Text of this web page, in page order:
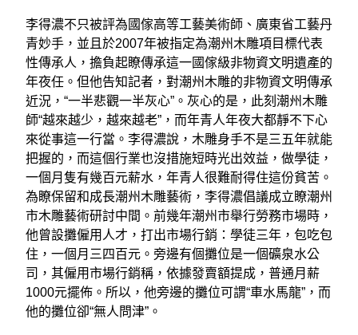
李得濃不只被評為國傢高等工藝美術師、廣東省工藝丹
青妙手，並且於2007年被指定為潮州木雕項目標代表
性傳承人，擔負起瞭傳承這一國傢級非物資文明遺產的
年夜任。但他告知記者，對潮州木雕的非物資文明傳承
近況，“一半悲觀一半灰心”。灰心的是，此刻潮州木雕
師“越來越少，越來越老”，而年青人年夜大都靜不下心
來從事這一行當。李得濃說，木雕身手不是三五年就能
把握的，而這個行業也沒措施短時光出效益，做學徒，
一個月隻有幾百元薪水，年青人很難耐得住這份貧苦。
為瞭保留和成長潮州木雕藝術，李得濃倡議成立瞭潮州
市木雕藝術研討中間。前幾年潮州市舉行勞務市場時，
他曾設攤僱用人才，打出市場行銷：學徒三年，包吃包
住，一個月三四百元。旁邊有個攤位是一個礦泉水公
司，其僱用市場行銷稱，依據發賣額提成，普通月薪
1000元擺佈。所以，他旁邊的攤位可謂“車水馬龍”，而
他的攤位卻“無人問津”。